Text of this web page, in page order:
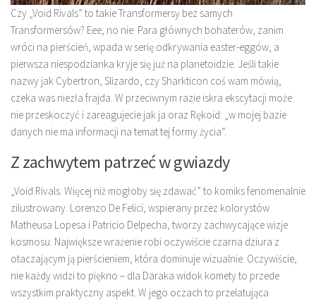
Czy „Void Rivals” to takie Transformersy bez samych
Transformersów? Eee, no nie. Para głównych bohaterów, zanim
wróci na pierścień, wpada w serię odkrywania easter-eggów, a
pierwsza niespodzianka kryje się już na planetoidzie. Jeśli takie
nazwy jak Cybertron, Slizardo, czy Sharkticon coś wam mówią,
czeka was niezła frajda. W przeciwnym razie iskra ekscytacji może
nie przeskoczyć i zareagujecie jak ja oraz Rękoid: „w mojej bazie
danych nie ma informacji na temat tej formy życia”.
Z zachwytem patrzeć w gwiazdy
„Void Rivals. Więcej niż mogłoby się zdawać” to komiks fenomenalnie
zilustrowany. Lorenzo De Felici, wspierany przez kolorystów
Matheusa Lopesa i Patricio Delpecha, tworzy zachwycające wizje
kosmosu. Największe wrażenie robi oczywiście czarna dziura z
otaczającym ją pierścieniem, która dominuje wizualnie. Oczywiście,
nie każdy widzi to piękno – dla Daraka widok komety to przede
wszystkim praktyczny aspekt. W jego oczach to przelatująca